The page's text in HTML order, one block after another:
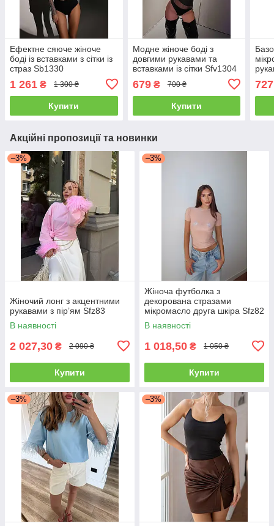
Ефектне сяюче жіноче
боді із вставками з сітки із
страз Sb1330
1 261 ₴ 1 300 ₴
Купити
Модне жіноче боді з
довгими рукавами та
вставками із сітки Sfv1304
679₴ 700 ₴
Купити
Акційні пропозиції та новинки
–3%
Жіночий лонг з акцентними
рукавами з пірʼям Sfz83
В наявності
2 027,30 ₴ 2 090 ₴
Купити
–3%
Жіноча футболка з
декорована стразами
мікромасло друга шкіра Sfz82
В наявності
1 018,50 ₴ 1 050 ₴
Купити
–3% –3%